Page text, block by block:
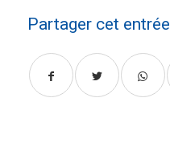
Partager cet entrée